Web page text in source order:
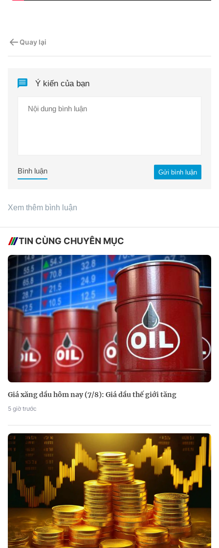
Quay lại
Ý kiến của bạn
Gửi bình luận
Bình luận
Xem thêm bình luận
TIN CÙNG CHUYÊN MỤC
Giá xăng dầu hôm nay (7/8): Giá dầu thế giới tăng
5 giờ trước